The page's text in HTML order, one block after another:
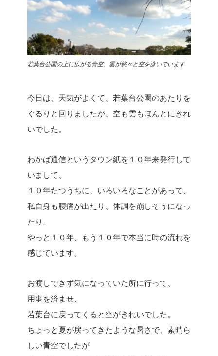
若葉台公園の上に広がる青空。雲が悠々と空を泳いでいます
今日は、天気がよくて、若葉台公園のあたりを
ぐるりと回りましたが、空も雲もほんとにきれ
いでした。
わかば通信というタウン紙を１０年来発行して
いまして、
１０年たつうちに、いろいろなことがあって、
私自身も腰痛が出たり、体調を崩しそうになっ
たり。
やっと１０年、もう１０年で本当に時の流れを
感じています。
お渡しできず気になっていた所に行って、
用事を済ませ、
若葉台に戻ってくると空がきれいでした。
ちょっと夏が戻ってきたような暑さで、素晴ら
しい青空でしたが